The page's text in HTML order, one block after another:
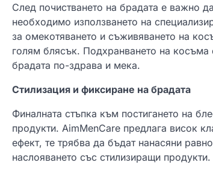
След почистването на брадата е важно
необходимо използването на
за омекотяването и съживяването на
голям блясък. Подхранването на
брадата по-здрава и мека.
Стилизация и фиксиране на брадата
Финалната стъпка към постигането на
продукти. AimMenCare предлага висок
ефект, те трябва да бъдат нанасяни
наслояването със стилизиращи продукти.